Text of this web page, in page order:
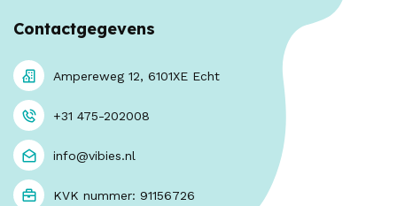
Contactgegevens
Ampereweg 12, 6101XE Echt
+31 475-202008
info@vibies.nl
KVK nummer: 91156726